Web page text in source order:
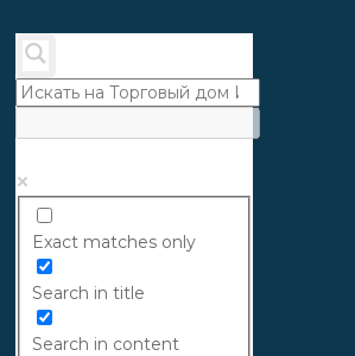
Exact matches only
Search in title
Search in content